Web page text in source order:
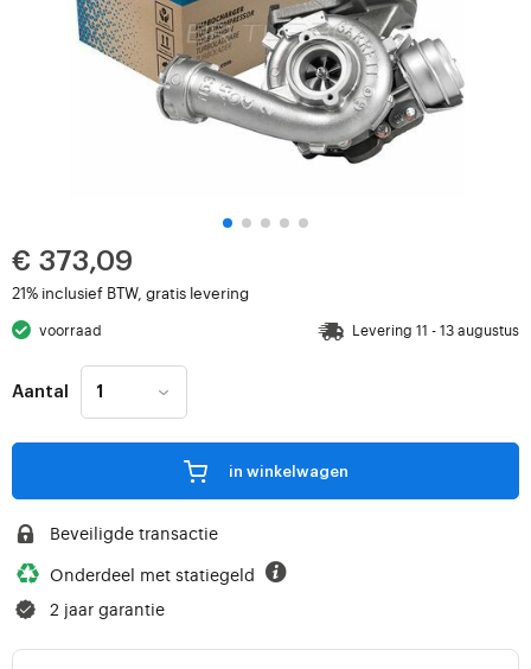
€ 373,09
21% inclusief BTW, gratis levering
voorraad Levering 11 - 13 augustus
Aantal
in winkelwagen
Beveiligde transactie
Onderdeel met statiegeld
2 jaar garantie